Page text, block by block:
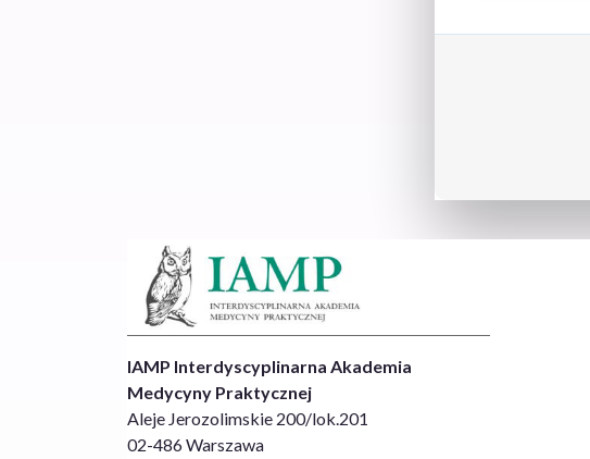
IAMP Interdyscyplinarna Akademia
Medycyny Praktycznej
Aleje Jerozolimskie 200/lok.201
02-486 Warszawa